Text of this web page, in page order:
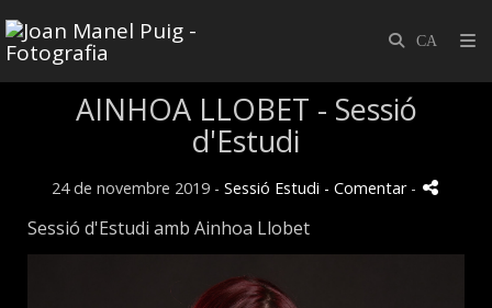
AINHOA LLOBET - Sessió
d'Estudi
24 de novembre 2019 - Sessió Estudi - Comentar -
Sessió d'Estudi amb Ainhoa Llobet